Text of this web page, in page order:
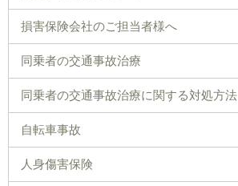
損害保険会社のご担当者様へ
同乗者の交通事故治療
同乗者の交通事故治療に関する対処方法
自転車事故
人身傷害保険